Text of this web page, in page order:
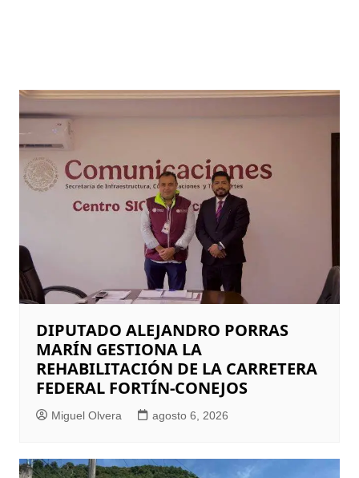
DIPUTADO ALEJANDRO PORRAS
MARÍN GESTIONA LA
REHABILITACIÓN DE LA CARRETERA
FEDERAL FORTÍN-CONEJOS
Miguel Olvera agosto 6, 2026